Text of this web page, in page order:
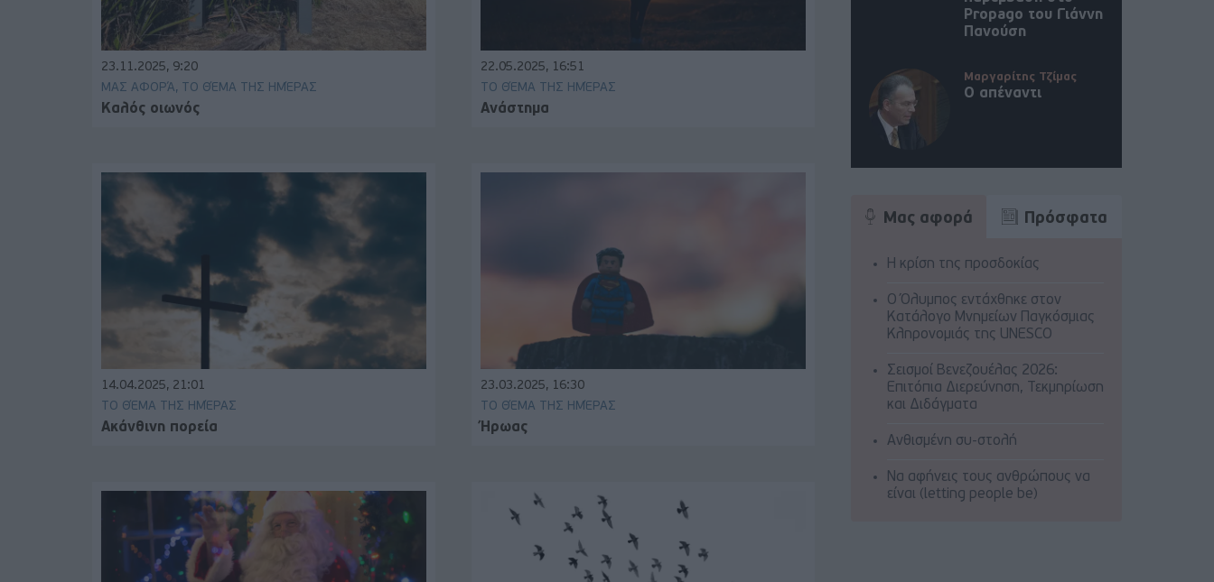
23.11.2025, 9:20
ΜΑΣ ΑΦΟΡΆ, ΤΟ ΘΈΜΑ ΤΗΣ ΗΜΈΡΑΣ
Καλός οιωνός
22.05.2025, 16:51
ΤΟ ΘΈΜΑ ΤΗΣ ΗΜΈΡΑΣ
Ανάστημα
14.04.2025, 21:01
ΤΟ ΘΈΜΑ ΤΗΣ ΗΜΈΡΑΣ
Ακάνθινη πορεία
23.03.2025, 16:30
ΤΟ ΘΈΜΑ ΤΗΣ ΗΜΈΡΑΣ
Ήρωας
Propago του Γιάννη
Πανούση
Μαργαρίτης Τζίμας
Ο απέναντι
Μας αφορά Πρόσφατα
Η κρίση της προσδοκίας
Ο Όλυμπος εντάχθηκε στον
Κατάλογο Μνημείων Παγκόσμιας
Κληρονομιάς της UNESCO
Σεισμοί Βενεζουέλας 2026:
Επιτόπια Διερεύνηση, Τεκμηρίωση
και Διδάγματα
Ανθισμένη συ-στολή
Να αφήνεις τους ανθρώπους να
είναι (letting people be)